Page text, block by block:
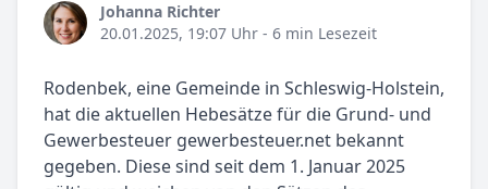
Johanna Richter
20.01.2025, 19:07 Uhr - 6 min Lesezeit
Rodenbek, eine Gemeinde in Schleswig-Holstein,
hat die aktuellen Hebesätze für die Grund- und
Gewerbesteuer gewerbesteuer.net bekannt
gegeben. Diese sind seit dem 1. Januar 2025